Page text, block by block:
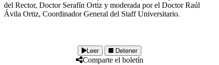
del Rector, Doctor Serafín Ortiz y moderada por el Doctor Raúl
Ávila Ortiz, Coordinador General del Staff Universitario.
Leer Detener
Comparte el boletín